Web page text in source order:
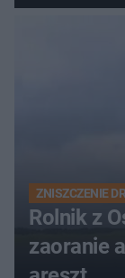
ZNISZCZENIE
Rolnik z
zaoranie